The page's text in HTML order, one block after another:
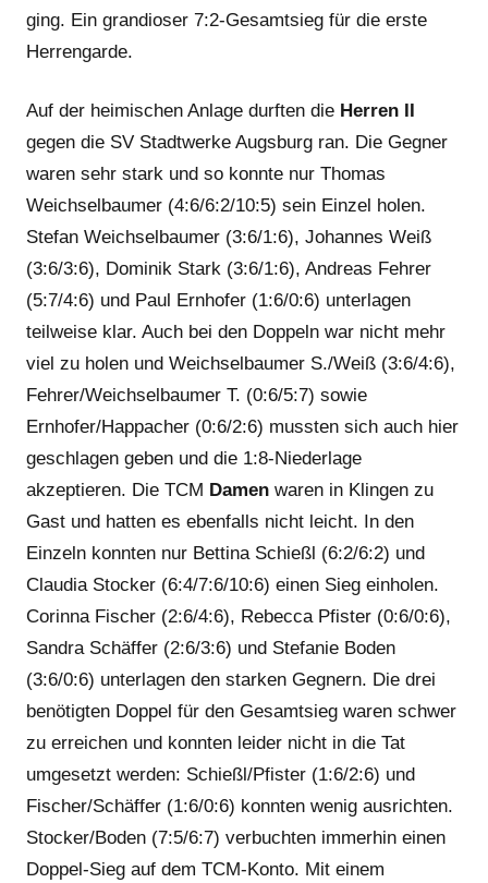
ging. Ein grandioser 7:2-Gesamtsieg für die erste
Herrengarde.
Auf der heimischen Anlage durften die Herren II
gegen die SV Stadtwerke Augsburg ran. Die Gegner
waren sehr stark und so konnte nur Thomas
Weichselbaumer (4:6/6:2/10:5) sein Einzel holen.
Stefan Weichselbaumer (3:6/1:6), Johannes Weiß
(3:6/3:6), Dominik Stark (3:6/1:6), Andreas Fehrer
(5:7/4:6) und Paul Ernhofer (1:6/0:6) unterlagen
teilweise klar. Auch bei den Doppeln war nicht mehr
viel zu holen und Weichselbaumer S./Weiß (3:6/4:6),
Fehrer/Weichselbaumer T. (0:6/5:7) sowie
Ernhofer/Happacher (0:6/2:6) mussten sich auch hier
geschlagen geben und die 1:8-Niederlage
akzeptieren. Die TCM Damen waren in Klingen zu
Gast und hatten es ebenfalls nicht leicht. In den
Einzeln konnten nur Bettina Schießl (6:2/6:2) und
Claudia Stocker (6:4/7:6/10:6) einen Sieg einholen.
Corinna Fischer (2:6/4:6), Rebecca Pfister (0:6/0:6),
Sandra Schäffer (2:6/3:6) und Stefanie Boden
(3:6/0:6) unterlagen den starken Gegnern. Die drei
benötigten Doppel für den Gesamtsieg waren schwer
zu erreichen und konnten leider nicht in die Tat
umgesetzt werden: Schießl/Pfister (1:6/2:6) und
Fischer/Schäffer (1:6/0:6) konnten wenig ausrichten.
Stocker/Boden (7:5/6:7) verbuchten immerhin einen
Doppel-Sieg auf dem TCM-Konto. Mit einem